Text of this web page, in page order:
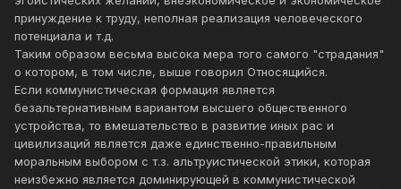
принуждение к труду, неполная реализация человеческого
потенциала и т.д.
Таким образом весьма высока мера того самого "страдания"
о котором, в том числе, выше говорил Относящийся.
Если коммунистическая формация является
безальтернативным вариантом высшего общественного
устройства, то вмешательство в развитие иных рас и
цивилизаций является даже единственно-правильным
моральным выбором с т.з. альтруистической этики, которая
неизбежно является доминирующей в коммунистической